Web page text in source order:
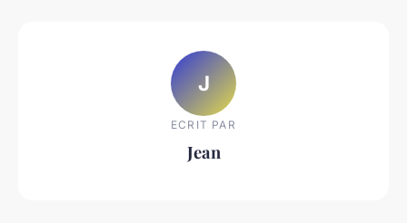
J
ECRIT PAR
Jean